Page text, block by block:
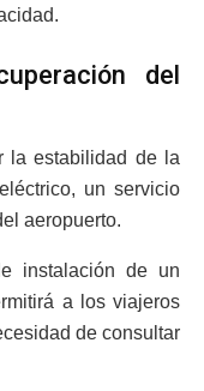
del
la estabilidad de la
un servicio
aeropuerto.
instalación de un
a los viajeros
de consultar